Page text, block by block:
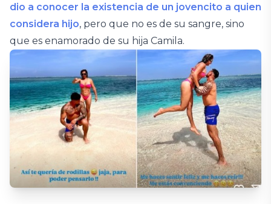
dio a conocer la existencia de un jovencito a quien
considera hijo, pero que no es de su sangre, sino
que es enamorado de su hija Camila.